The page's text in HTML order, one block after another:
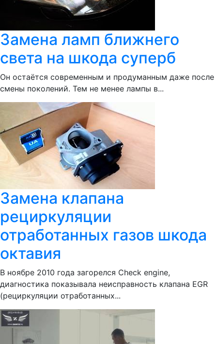
Замена ламп ближнего
света на шкода суперб
Он остаётся современным и продуманным даже после
смены поколений. Тем не менее лампы в...
Замена клапана
рециркуляции
отработанных газов шкода
октавия
В ноябре 2010 года загорелся Check engine,
диагностика показывала неисправность клапана EGR
(рециркуляции отработанных...